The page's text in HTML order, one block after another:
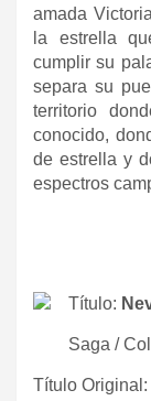
amada
la estrella
cumplir su
separa su
territorio
conocido,
de estrella y
espectros
Título:
Saga /
Título Original: